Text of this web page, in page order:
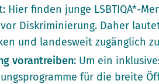
Hier finden junge LSBTIQA*-
Diskriminierung. Daher
und landesweit zugänglich
vorantreiben: Um ein
für die breite